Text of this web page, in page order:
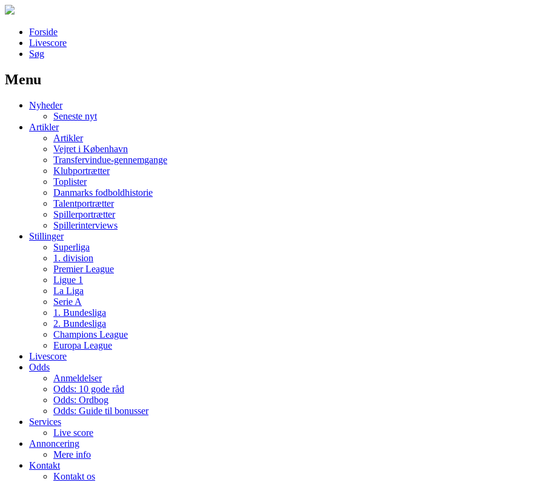
Forside
Livescore
Søg
Наши партнеры
лучшие займы
Menu
Nyheder
Seneste nyt
Artikler
Artikler
Vejret i København
Transfervindue-gennemgange
Klubportrætter
Toplister
Danmarks fodboldhistorie
Talentportrætter
Spillerportrætter
Spillerinterviews
Stillinger
Superliga
1. division
Premier League
Ligue 1
La Liga
Serie A
1. Bundesliga
2. Bundesliga
Champions League
Europa League
Livescore
Odds
Anmeldelser
Odds: 10 gode råd
Odds: Ordbog
Odds: Guide til bonusser
Services
Live score
Annoncering
Mere info
Kontakt
Kontakt os